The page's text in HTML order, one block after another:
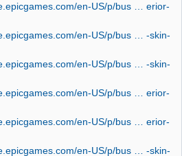
en-US/p/bus … erior-
en-US/p/bus … -skin-
en-US/p/bus … -skin-
en-US/p/bus … erior-
en-US/p/bus … erior-
en-US/p/bus … -skin-